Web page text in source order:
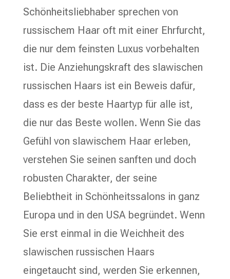
Schönheitsliebhaber sprechen von
russischem Haar oft mit einer Ehrfurcht,
die nur dem feinsten Luxus vorbehalten
ist. Die Anziehungskraft des slawischen
russischen Haars ist ein Beweis dafür,
dass es der beste Haartyp für alle ist,
die nur das Beste wollen. Wenn Sie das
Gefühl von slawischem Haar erleben,
verstehen Sie seinen sanften und doch
robusten Charakter, der seine
Beliebtheit in Schönheitssalons in ganz
Europa und in den USA begründet. Wenn
Sie erst einmal in die Weichheit des
slawischen russischen Haars
eingetaucht sind, werden Sie erkennen,